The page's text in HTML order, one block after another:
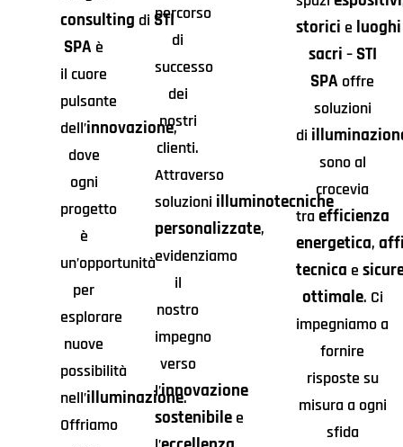
consulting di STI
SPA è
il cuore
pulsante
dell’innovazione,
dove
ogni
progetto
è
un’opportunità
per
esplorare
nuove
possibilità
nell’illuminazione.
Offriamo
percorso
di
successo
dei
nostri
clienti.
Attraverso
soluzioni illuminotecniche
personalizzate,
evidenziamo
il
nostro
impegno
verso
l’innovazione
sostenibilee
storici e luoghi
sacri – STI
SPA offre
soluzioni
di
sono al
crocevia
traefficienza
energetica,
tecnica e
ottimale. Ci
impegniamo a
fornire
risposte su
misura a ogni
sfida